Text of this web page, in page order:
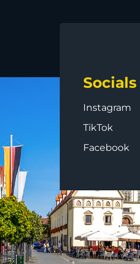
Socials
Instagram
TikTok
Facebook